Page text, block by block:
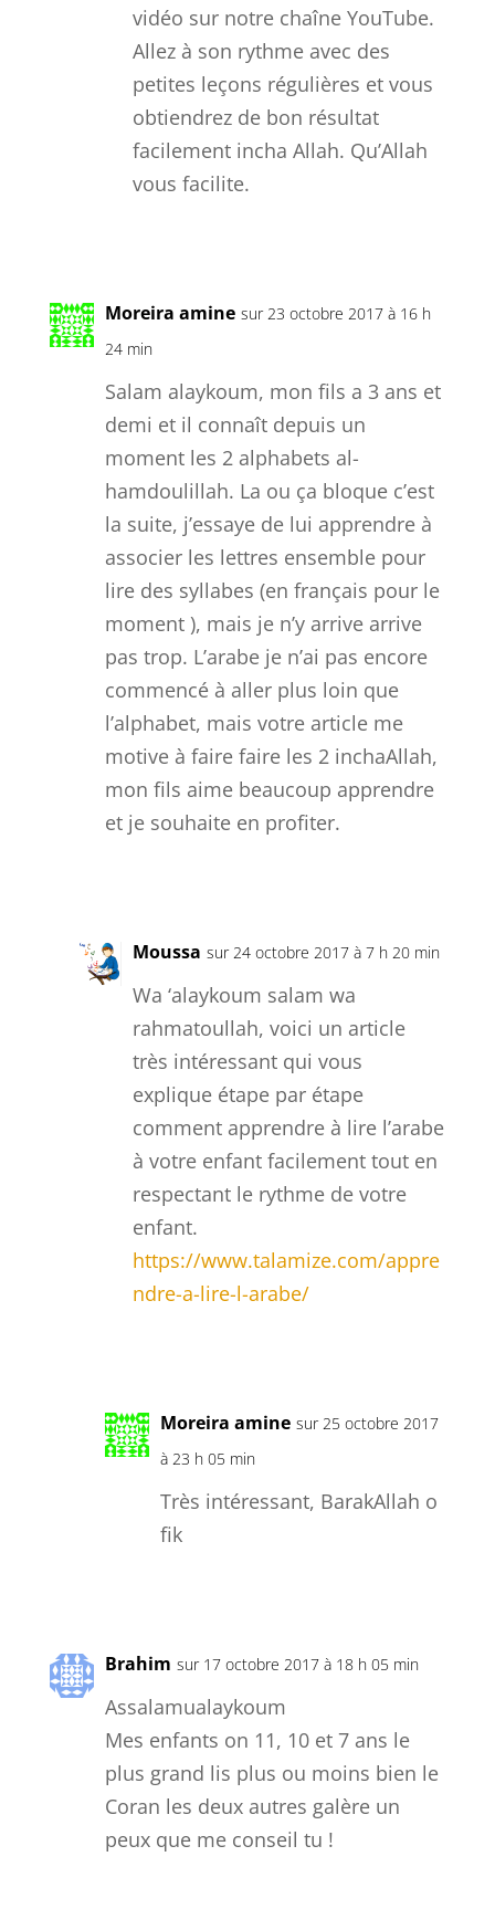
vidéo sur notre chaîne YouTube.
Allez à son rythme avec des
petites leçons régulières et vous
obtiendrez de bon résultat
facilement incha Allah. Qu’Allah
vous facilite.
Moreira amine sur 23 octobre 2017 à 16 h
24 min
Salam alaykoum, mon fils a 3 ans et
demi et il connaît depuis un
moment les 2 alphabets al-
hamdoulillah. La ou ça bloque c’est
la suite, j’essaye de lui apprendre à
associer les lettres ensemble pour
lire des syllabes (en français pour le
moment ), mais je n’y arrive arrive
pas trop. L’arabe je n’ai pas encore
commencé à aller plus loin que
l’alphabet, mais votre article me
motive à faire faire les 2 inchaAllah,
mon fils aime beaucoup apprendre
et je souhaite en profiter.
Moussa sur 24 octobre 2017 à 7 h 20 min
Wa ‘alaykoum salam wa
rahmatoullah, voici un article
très intéressant qui vous
explique étape par étape
comment apprendre à lire l’arabe
à votre enfant facilement tout en
respectant le rythme de votre
enfant.
https://www.talamize.com/appre
ndre-a-lire-l-arabe/
Moreira amine sur 25 octobre 2017
à 23 h 05 min
Très intéressant, BarakAllah o
fik
Brahim sur 17 octobre 2017 à 18 h 05 min
Assalamualaykoum
Mes enfants on 11, 10 et 7 ans le
plus grand lis plus ou moins bien le
Coran les deux autres galère un
peux que me conseil tu !